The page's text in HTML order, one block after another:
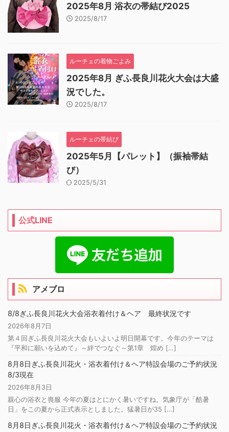
2025年8月 浴衣の帯結び2025
2025/8/17
ルーチェの着物ごよみ
2025年8月 ぎふ長良川花火大会は大盛
況でした。
2025/8/17
ルーチェの帯結び
2025年5月【パレット】（振袖帯結
び）
2025/5/31
公式LINE
アメブロ
8/8ぎふ長良川花火大会浴衣着付け＆ヘア 最終状況です
2026年8月7日
第４回ぎふ長良川花火大会もいよいよ明日開幕です。今年のテーマは
『平和に願いを込めて』～絆でつなぐ～第1章 煌め […]
8月8日ぎふ長良川花火・浴衣着付け＆ヘア特設会場のご予約状況
8/3現在
2026年8月3日
親心の浴衣と喪服 今年の夏はとにかく暑いですね。気象庁が「酷暑
日」をこの夏から正式表示としました。猛暑日が35 […]
8月8日ぎふ長良川花火・浴衣着付け＆ヘア特設会場のご予約状況